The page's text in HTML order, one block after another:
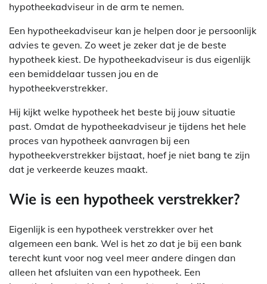
hypotheekadviseur in de arm te nemen.
Een hypotheekadviseur kan je helpen door je persoonlijk
advies te geven. Zo weet je zeker dat je de beste
hypotheek kiest. De hypotheekadviseur is dus eigenlijk
een bemiddelaar tussen jou en de
hypotheekverstrekker.
Hij kijkt welke hypotheek het beste bij jouw situatie
past. Omdat de hypotheekadviseur je tijdens het hele
proces van hypotheek aanvragen bij een
hypotheekverstrekker bijstaat, hoef je niet bang te zijn
dat je verkeerde keuzes maakt.
Wie is een hypotheek verstrekker?
Eigenlijk is een hypotheek verstrekker over het
algemeen een bank. Wel is het zo dat je bij een bank
terecht kunt voor nog veel meer andere dingen dan
alleen het afsluiten van een hypotheek. Een